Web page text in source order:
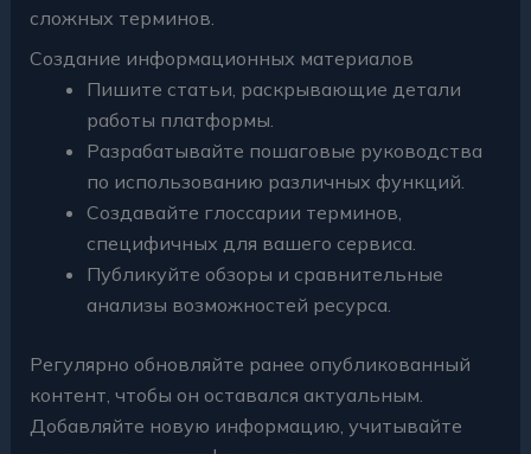
сложных терминов.
Создание информационных материалов
Пишите статьи, раскрывающие детали
работы платформы.
Разрабатывайте пошаговые руководства
по использованию различных функций.
Создавайте глоссарии терминов,
специфичных для вашего сервиса.
Публикуйте обзоры и сравнительные
анализы возможностей ресурса.
Регулярно обновляйте ранее опубликованный
контент, чтобы он оставался актуальным.
Добавляйте новую информацию, учитывайте